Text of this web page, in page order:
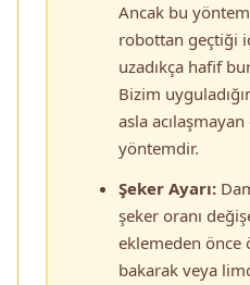
Ancak bu
robottan geçtiği
uzadıkça hafif
Bizim
asla
yöntemdir.
Şeker Ayarı:
şeker oranı
eklemeden önce
bakarak veya